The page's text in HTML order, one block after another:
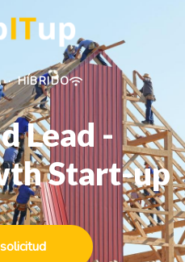
· HÍBRIDO
Lead -
Start-up